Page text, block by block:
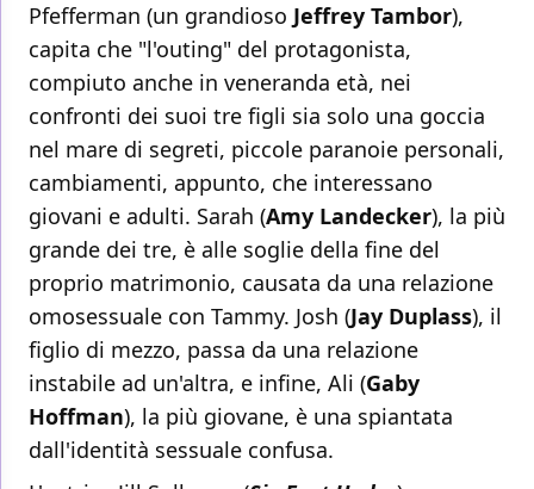
Pfefferman (un grandioso Jeffrey Tambor),
capita che "l'outing" del protagonista,
compiuto anche in veneranda età, nei
confronti dei suoi tre figli sia solo una goccia
nel mare di segreti, piccole paranoie personali,
cambiamenti, appunto, che interessano
giovani e adulti. Sarah (Amy Landecker), la più
grande dei tre, è alle soglie della fine del
proprio matrimonio, causata da una relazione
omosessuale con Tammy. Josh (Jay Duplass), il
figlio di mezzo, passa da una relazione
instabile ad un'altra, e infine, Ali (Gaby
Hoffman), la più giovane, è una spiantata
dall'identità sessuale confusa.